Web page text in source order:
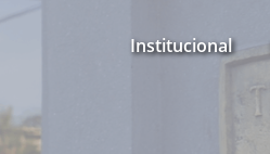
Institucional